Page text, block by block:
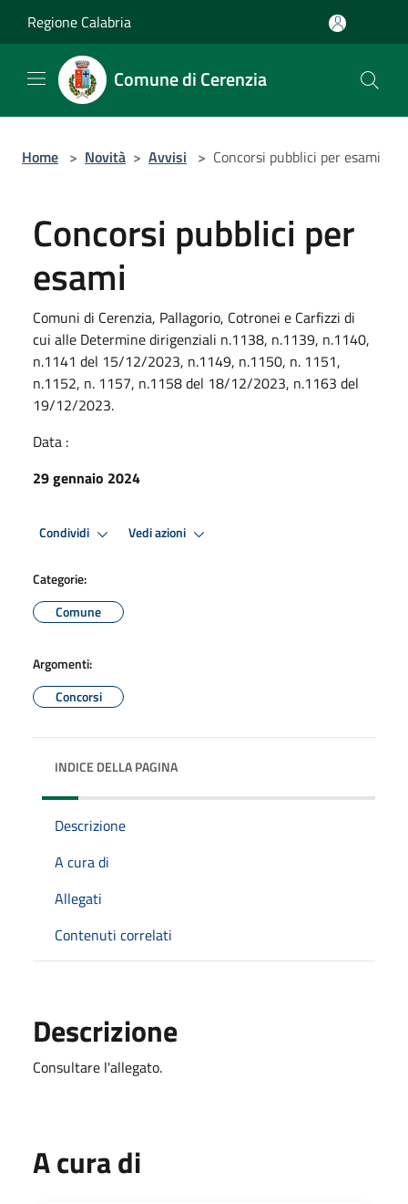
Regione Calabria
Comune di Cerenzia
Home > Novità > Avvisi > Concorsi pubblici per esami
Concorsi pubblici per
esami
Comuni di Cerenzia, Pallagorio, Cotronei e Carfizzi di
cui alle Determine dirigenziali n.1138, n.1139, n.1140,
n.1141 del 15/12/2023, n.1149, n.1150, n. 1151,
n.1152, n. 1157, n.1158 del 18/12/2023, n.1163 del
19/12/2023.
Data :
29 gennaio 2024
Condividi Vedi azioni
Categorie:
Comune
Argomenti:
Concorsi
INDICE DELLA PAGINA
Descrizione
A cura di
Allegati
Contenuti correlati
Descrizione
Consultare l'allegato.
A cura di